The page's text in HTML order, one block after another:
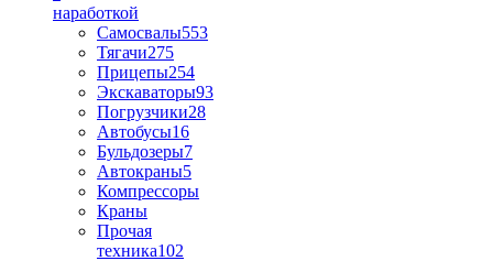
наработкой
Самосвалы553
Тягачи275
Прицепы254
Экскаваторы93
Погрузчики28
Автобусы16
Бульдозеры7
Автокраны5
Компрессоры
Краны
Прочая
техника102